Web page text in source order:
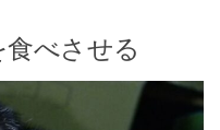
べさせる